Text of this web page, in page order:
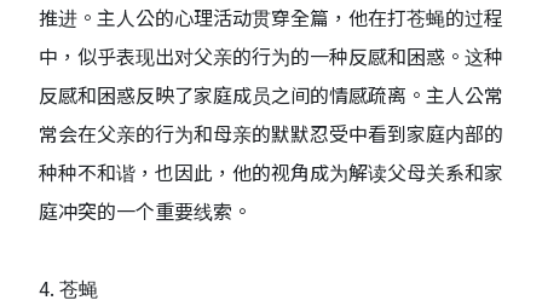
推进。主人公的心理活动贯穿全篇，他在打苍蝇的过程
中，似乎表现出对父亲的行为的一种反感和困惑。这种
反感和困惑反映了家庭成员之间的情感疏离。主人公常
常会在父亲的行为和母亲的默默忍受中看到家庭内部的
种种不和谐，也因此，他的视角成为解读父母关系和家
庭冲突的一个重要线索。
4. 苍蝇